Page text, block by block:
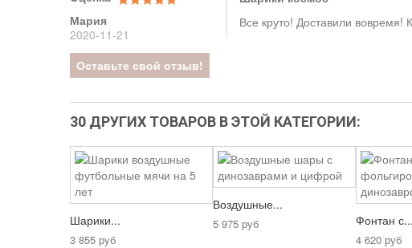
Мария
2020-11-21
Все круто! Доставили
Оставьте свой отзыв!
30 ДРУГИХ ТОВАРОВ В ЭТОЙ КАТЕГОРИИ:
Шарики...
3 855 руб
Воздушные...
5 975 руб Фонтан с...
4 620 руб